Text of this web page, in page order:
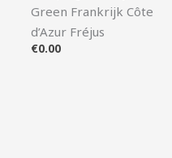
Green Frankrijk Côte
d’Azur Fréjus
€0.00